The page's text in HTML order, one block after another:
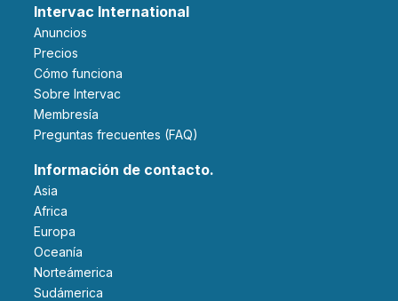
Intervac International
Anuncios
Precios
Cómo funciona
Sobre Intervac
Membresía
Preguntas frecuentes (FAQ)
Información de contacto.
Asia
Africa
Europa
Oceanía
Norteámerica
Sudámerica